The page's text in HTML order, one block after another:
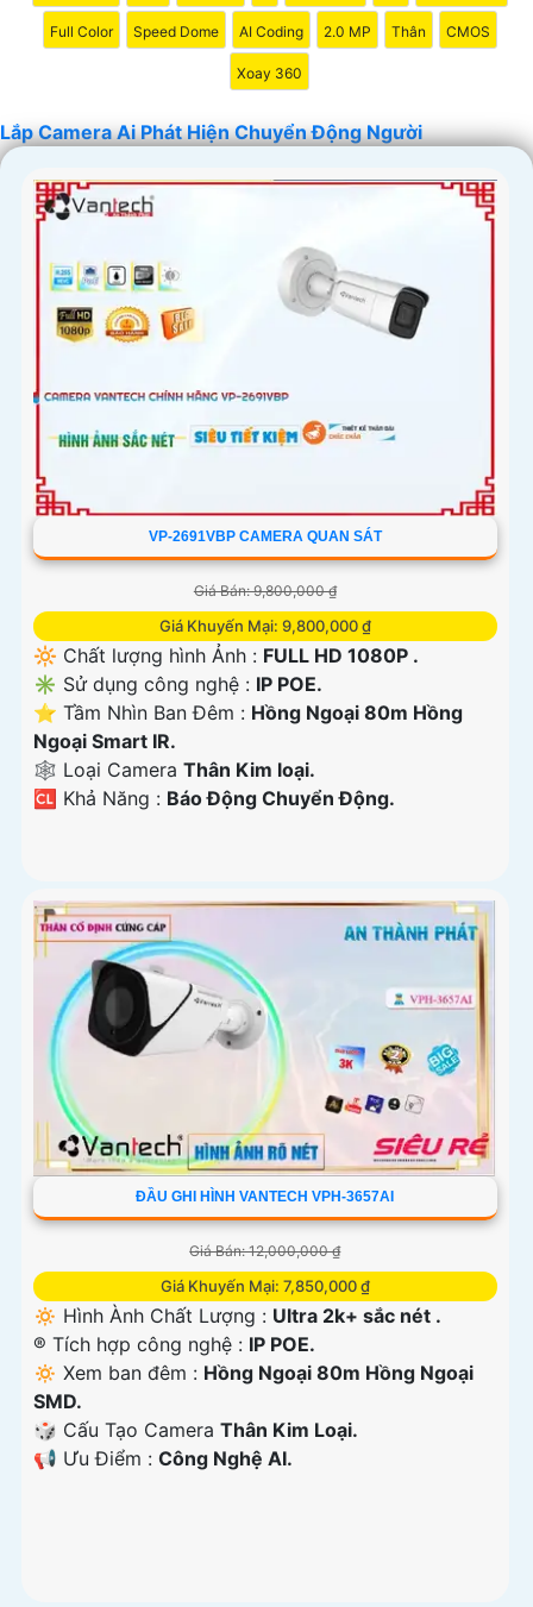
Full Color Speed Dome AI Coding 2.0 MP Thân CMOS
Xoay 360
Lắp Camera Ai Phát Hiện Chuyển Động Người
VP-2691VBP CAMERA QUAN SÁT
Giá Bán: 9,800,000 ₫
Giá Khuyến Mại: 9,800,000 ₫
🔆 Chất lượng hình Ảnh : FULL HD 1080P .
✳️ Sử dụng công nghệ : IP POE.
⭐ Tầm Nhìn Ban Đêm : Hồng Ngoại 80m Hồng
Ngoại Smart IR.
🕸️ Loại Camera Thân Kim loại.
️🆑 Khả Năng : Báo Động Chuyển Động.
ĐẦU GHI HÌNH VANTECH VPH-3657AI
Giá Bán: 12,000,000 ₫
Giá Khuyến Mại: 7,850,000 ₫
🔅 Hình Ành Chất Lượng : Ultra 2k+ sắc nét .
®️ Tích hợp công nghệ : IP POE.
🔅 Xem ban đêm : Hồng Ngoại 80m Hồng Ngoại
SMD.
🎲 Cấu Tạo Camera Thân Kim Loại.
️📢 Ưu Điểm : Công Nghệ AI.